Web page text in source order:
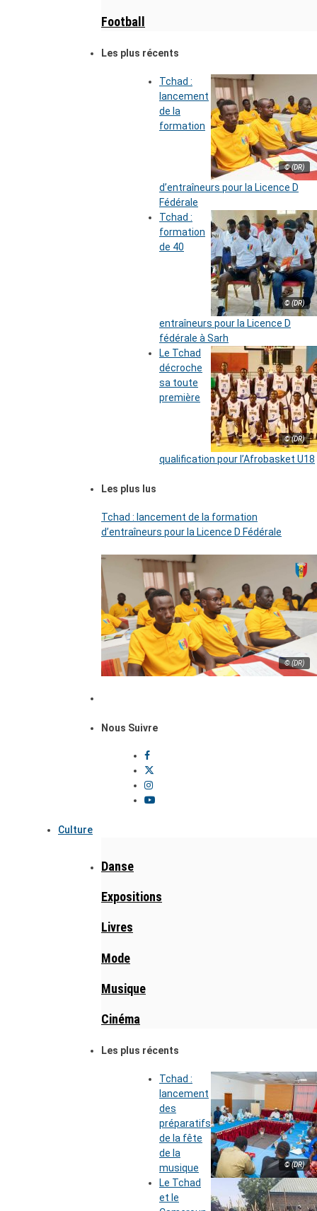
Football
Les plus récents
© (DR)
Tchad :
lancement
de la
formation
d’entraîneurs pour la Licence D
Fédérale
© (DR)
Tchad :
formation
de 40
entraîneurs pour la Licence D
fédérale à Sarh
© (DR)
Le Tchad
décroche
sa toute
première
qualification pour l’Afrobasket U18
Les plus lus
Tchad : lancement de la formation
d’entraîneurs pour la Licence D Fédérale
© (DR)
Nous Suivre
Culture
Danse
Expositions
Livres
Mode
Musique
Cinéma
Les plus récents
© (DR)
Tchad :
lancement
des
préparatifs
de la fête
de la
musique
Le Tchad
et le